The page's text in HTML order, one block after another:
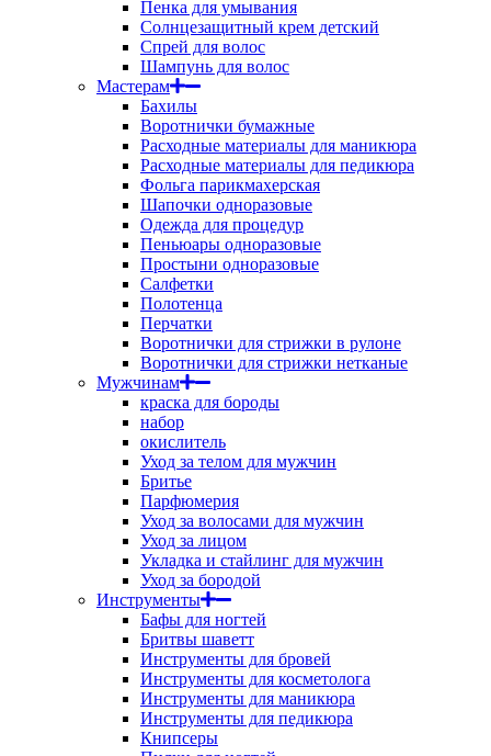
Пенка для умывания
Солнцезащитный крем детский
Спрей для волос
Шампунь для волос
Мастерам
Бахилы
Воротнички бумажные
Расходные материалы для маникюра
Расходные материалы для педикюра
Фольга парикмахерская
Шапочки одноразовые
Одежда для процедур
Пеньюары одноразовые
Простыни одноразовые
Салфетки
Полотенца
Перчатки
Воротнички для стрижки в рулоне
Воротнички для стрижки нетканые
Мужчинам
краска для бороды
набор
окислитель
Уход за телом для мужчин
Бритье
Парфюмерия
Уход за волосами для мужчин
Уход за лицом
Укладка и стайлинг для мужчин
Уход за бородой
Инструменты
Бафы для ногтей
Бритвы шаветт
Инструменты для бровей
Инструменты для косметолога
Инструменты для маникюра
Инструменты для педикюра
Книпсеры